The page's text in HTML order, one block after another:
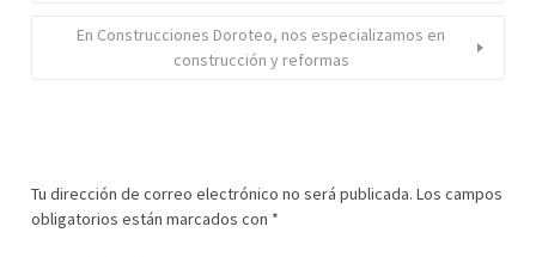
En Construcciones Doroteo, nos especializamos en
construcción y reformas
Tu dirección de correo electrónico no será publicada. Los campos
obligatorios están marcados con *